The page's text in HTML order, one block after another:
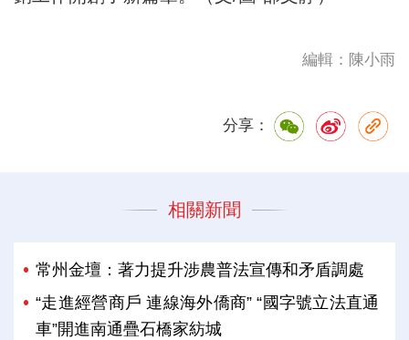
編輯：陳小雨
分享：
相關新聞
常州金壇：著力提升涉農普法宣傳和矛盾調處
“走進經營商戶 連線海外僑商” “國字號立法直通
車”開進南通疊石橋家紡城